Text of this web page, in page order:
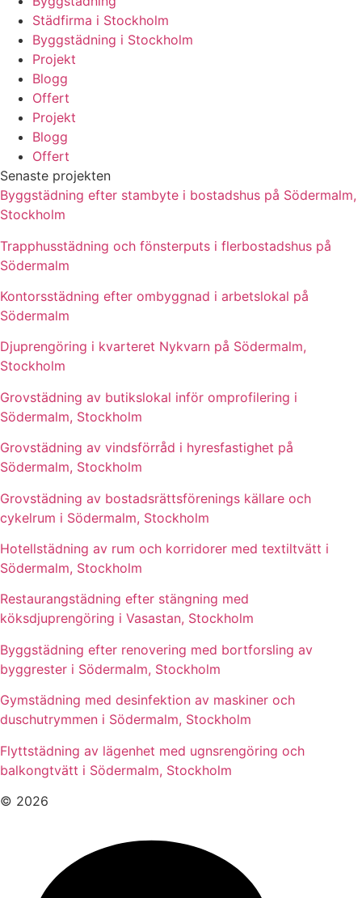
Städfirma i Stockholm
Byggstädning i Stockholm
Projekt
Blogg
Offert
Projekt
Blogg
Offert
Senaste projekten
Byggstädning efter stambyte i bostadshus på Södermalm,
Stockholm
Trapphusstädning och fönsterputs i flerbostadshus på
Södermalm
Kontorsstädning efter ombyggnad i arbetslokal på
Södermalm
Djuprengöring i kvarteret Nykvarn på Södermalm,
Stockholm
Grovstädning av butikslokal inför omprofilering i
Södermalm, Stockholm
Grovstädning av vindsförråd i hyresfastighet på
Södermalm, Stockholm
Grovstädning av bostadsrättsförenings källare och
cykelrum i Södermalm, Stockholm
Hotellstädning av rum och korridorer med textiltvätt i
Södermalm, Stockholm
Restaurangstädning efter stängning med
köksdjuprengöring i Vasastan, Stockholm
Byggstädning efter renovering med bortforsling av
byggrester i Södermalm, Stockholm
Gymstädning med desinfektion av maskiner och
duschutrymmen i Södermalm, Stockholm
Flyttstädning av lägenhet med ugnsrengöring och
balkongtvätt i Södermalm, Stockholm
© 2026